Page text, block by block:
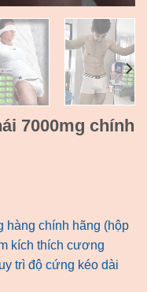
7000mg chính
chính hãng (hộp
kích thích cương
trì độ cứng kéo dài